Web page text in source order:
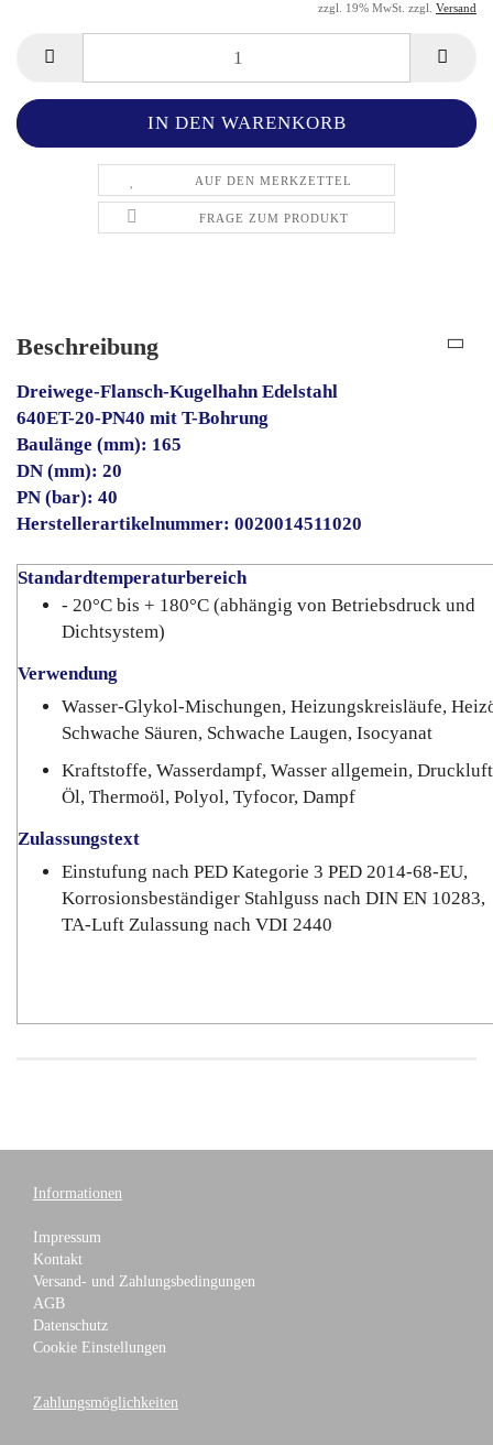
zzgl. 19% MwSt. zzgl. Versand
AUF DEN MERKZETTEL
FRAGE ZUM PRODUKT
Beschreibung
Dreiwege-Flansch-Kugelhahn Edelstahl
640ET-20-PN40 mit T-Bohrung
Baulänge (mm): 165
DN (mm): 20
PN (bar): 40
Herstellerartikelnummer: 0020014511020
Standardtemperaturbereich
- 20°C bis + 180°C (abhängig von Betriebsdruck und
Dichtsystem)
Verwendung
Wasser-Glykol-Mischungen, Heizungskreisläufe,
Schwache Säuren, Schwache Laugen, Isocyanat
Kraftstoffe, Wasserdampf, Wasser allgemein,
Öl, Thermoöl, Polyol, Tyfocor, Dampf
Zulassungstext
Einstufung nach PED Kategorie 3 PED 2014-68-EU,
Korrosionsbeständiger Stahlguss nach DIN EN 10283,
TA-Luft Zulassung nach VDI 2440
Informationen
Impressum
Kontakt
Versand- und Zahlungsbedingungen
AGB
Datenschutz
Cookie Einstellungen
Zahlungsmöglichkeiten